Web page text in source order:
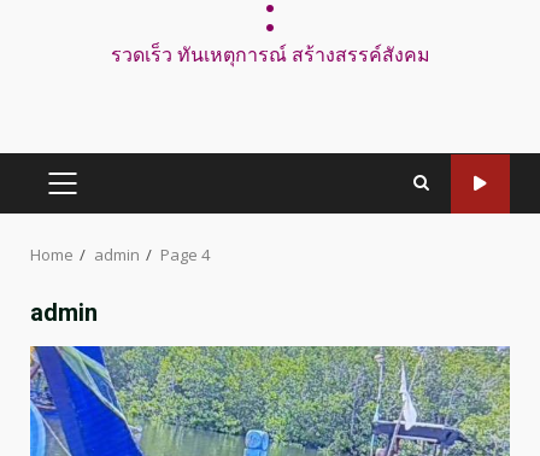
:
รวดเร็ว ทันเหตุการณ์ สร้างสรรค์สังคม
PRIMARY
Home admin Page 4
admin